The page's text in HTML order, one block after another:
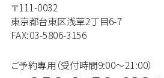
〒111-0032
東京都台東区浅草2丁目6-7
FAX:03-5806-3156
ご予約専用（受付時間9:00～21:00）